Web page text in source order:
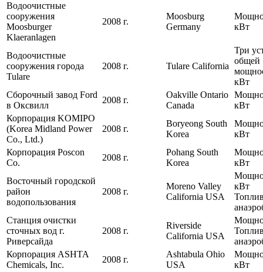
Водоочистные
сооружения
Moosburger
Klaeranlagen
2008 г.
Moosburg
Germany
кВт
Водоочистные
сооружения города
Tulare
2008 г. Tulare California
Три
общей
кВт
Сборочный завод Ford
в Оксвилл
2008 г.
Oakville Ontario
Canada
кВт
Корпорация KOMIPO
(Korea Midland Power
Co., Ltd.)
2008 г.
Boryeong South
Korea
кВт
Корпорация Poscon
Co.
2008 г.
Pohang South
Korea
кВт
Восточный городской
район
водопользования
2008 г.
Moreno Valley
California USA
кВт
Станция очистки
сточных вод г.
Риверсайда
2008 г.
Riverside
California USA
Корпорация ASHTA
Chemicals, Inc.
2008 г.
Ashtabula Ohio
USA
кВт